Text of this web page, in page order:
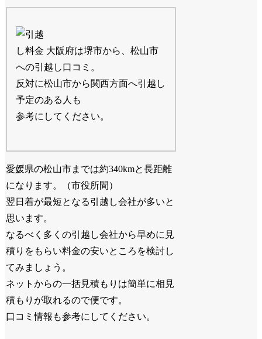
大阪府は堺市から、松山市
への引越し口コミ。
反対に松山市から関西方面へ引越し
予定のある人も
参考にしてください。
愛媛県の松山市までは約340kmと長距離
になります。（市役所間）
翌日着が最短となる引越し会社が多いと
思います。
なるべく多くの引越し会社から早めに見
積りをもらい料金の安いところを検討し
てみましょう。
ネットからの一括見積もりは簡単に相見
積もりが取れるので便です。
口コミ情報も参考にしてください。